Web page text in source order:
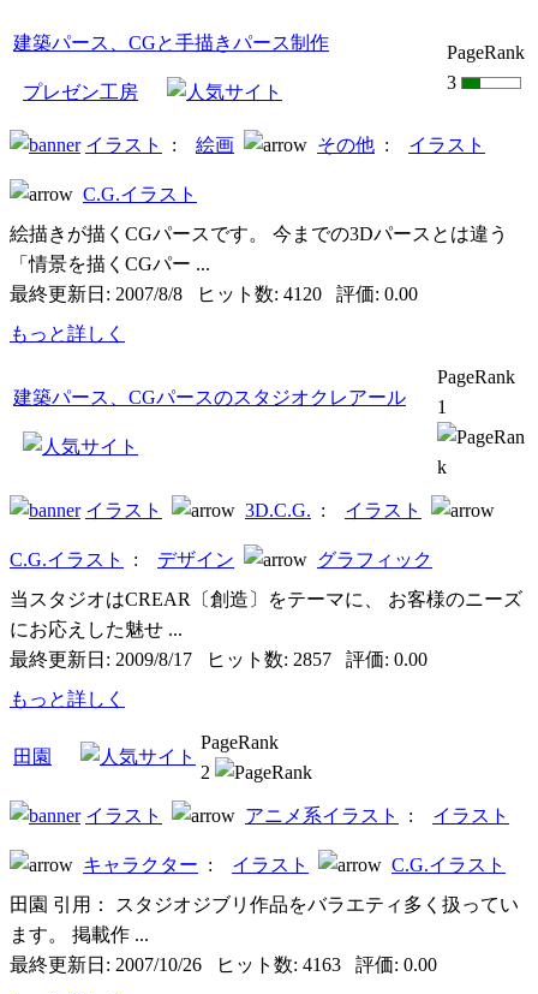
建築パース、CGと手描きパース制作
プレゼン工房
PageRank
3
イラスト : 絵画 その他 : イラスト
C.G.イラスト
絵描きが描くCGパースです。 今までの3Dパースとは違う
「情景を描くCGパー ...
最終更新日: 2007/8/8 ヒット数: 4120 評価: 0.00
もっと詳しく
建築パース、CGパースのスタジオクレアール
PageRank
1
イラスト 3D.C.G. : イラスト
C.G.イラスト : デザイン
グラフィック
当スタジオはCREAR〔創造〕をテーマに、 お客様のニーズ
にお応えした魅せ ...
最終更新日: 2009/8/17 ヒット数: 2857 評価: 0.00
もっと詳しく
田園
PageRank
2
イラスト アニメ系イラスト : イラスト
キャラクター : イラスト
C.G.イラスト
田園 引用： スタジオジブリ作品をバラエティ多く扱ってい
ます。 掲載作 ...
最終更新日: 2007/10/26 ヒット数: 4163 評価: 0.00